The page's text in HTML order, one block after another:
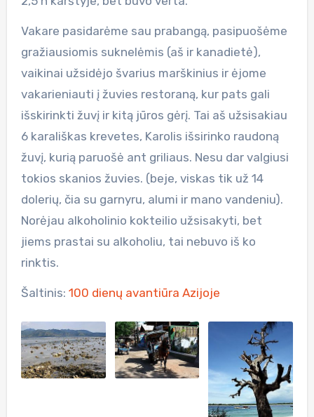
Vakare pasidarėme sau prabangą, pasipuošėme
gražiausiomis suknelėmis (aš ir kanadietė),
vaikinai užsidėjo švarius marškinius ir ėjome
vakarieniauti į žuvies restoraną, kur pats gali
išskirinkti žuvį ir kitą jūros gėrį. Tai aš užsisakiau
6 karališkas krevetes, Karolis išsirinko raudoną
žuvį, kurią paruošė ant griliaus. Nesu dar valgiusi
tokios skanios žuvies. (beje, viskas tik už 14
dolerių, čia su garnyru, alumi ir mano vandeniu).
Norėjau alkoholinio kokteilio užsisakyti, bet
jiems prastai su alkoholiu, tai nebuvo iš ko
rinktis.
Šaltinis: 100 dienų avantiūra Azijoje